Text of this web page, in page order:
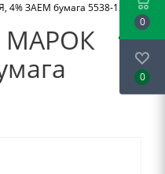
ЗАЕМ бумага 5538-12
МАРОК
0
0